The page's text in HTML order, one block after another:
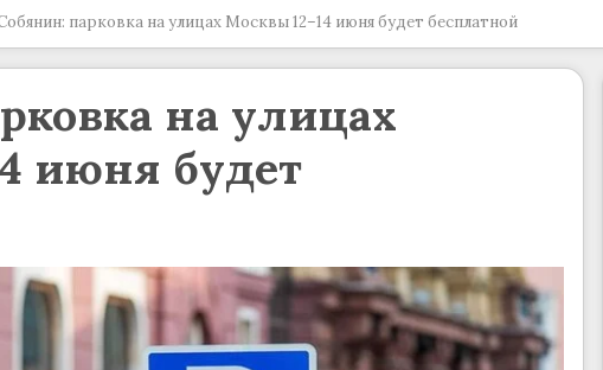
парковка на улицах Москвы 12–14 июня будет бесплатной
на улицах
июня будет